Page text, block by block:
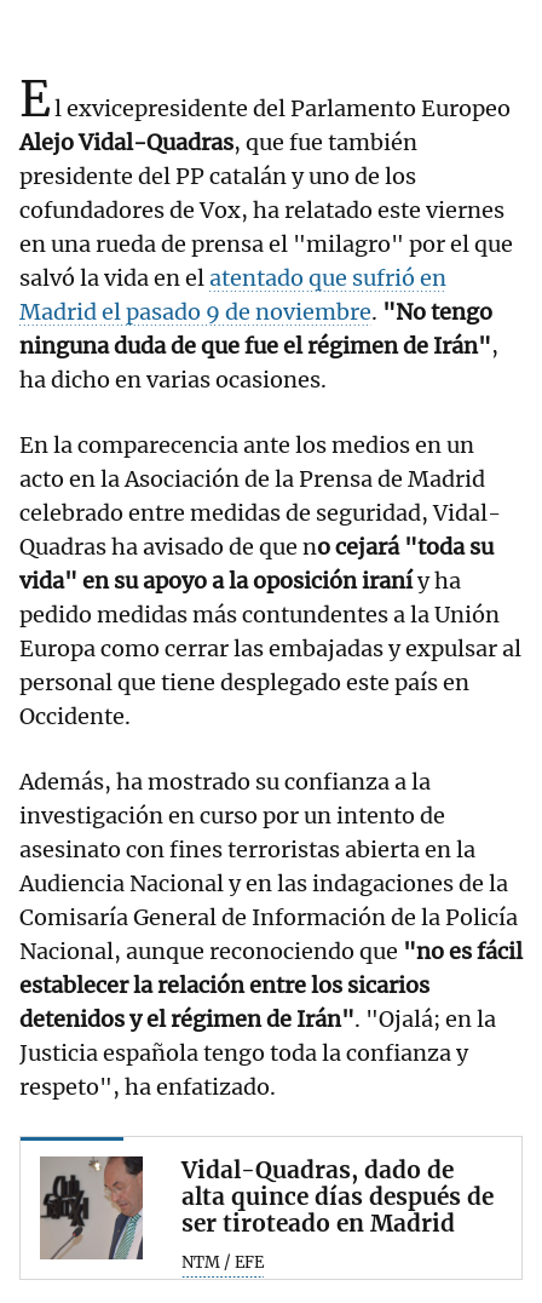
El exvicepresidente del Parlamento Europeo
Alejo Vidal-Quadras, que fue también
presidente del PP catalán y uno de los
cofundadores de Vox, ha relatado este viernes
en una rueda de prensa el "milagro" por el que
salvó la vida en elatentado que sufrió en
Madrid el pasado 9 de noviembre. "No tengo
ninguna duda de que fue el régimen de Irán",
ha dicho en varias ocasiones.
En la comparecencia ante los medios en un
acto en la Asociación de la Prensa de Madrid
celebrado entre medidas de seguridad, Vidal-
Quadras ha avisado de que no cejará "toda su
vida" en su apoyo a la oposición iraníy ha
pedido medidas más contundentes a la Unión
Europa como cerrar las embajadas y expulsar al
personal que tiene desplegado este país en
Occidente.
Además, ha mostrado su confianza a la
investigación en curso por un intento de
asesinato con fines terroristas abierta en la
Audiencia Nacional y en las indagaciones de la
Comisaría General de Información de la Policía
Nacional, aunque reconociendo que "no es fácil
establecer la relación entre los sicarios
detenidos y el régimen de Irán". "Ojalá; en la
Justicia española tengo toda la confianza y
respeto", ha enfatizado.
Vidal-Quadras, dado de
alta quince días después de
ser tiroteado en Madrid
NTM / EFE